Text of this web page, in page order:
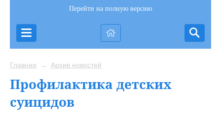
Перейти на полную версию
Главная → Архив новостей
Профилактика детских
суицидов